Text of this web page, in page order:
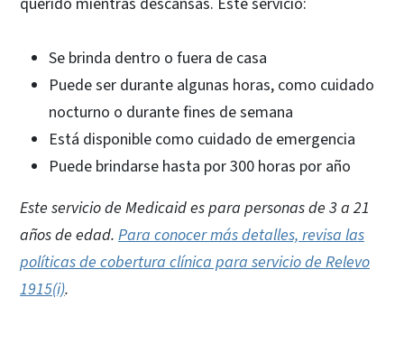
Se brinda dentro o fuera de casa
Puede ser durante algunas horas, como cuidado
nocturno o durante fines de semana
Está disponible como cuidado de emergencia
Puede brindarse hasta por 300 horas por año
Este servicio de Medicaid es para personas de 3 a 21
años de edad. Para conocer más detalles, revisa las
políticas de cobertura clínica para servicio de Relevo
1915(i).